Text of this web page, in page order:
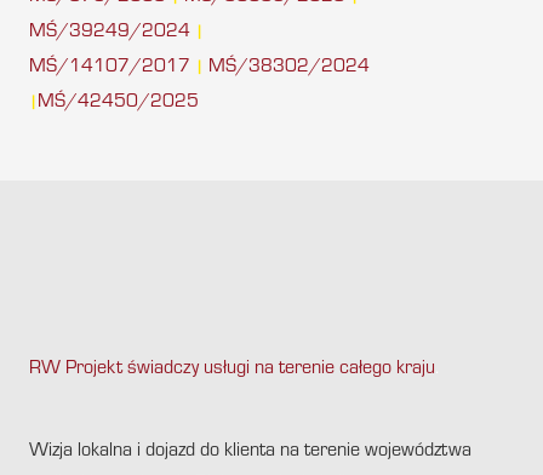
MŚ/39249/2024
MŚ/14107/2017 MŚ/38302/2024
MŚ/42450/2025
RW Projekt świadczy usługi na terenie całego kraju
Wizja lokalna i dojazd do klienta na terenie województwa